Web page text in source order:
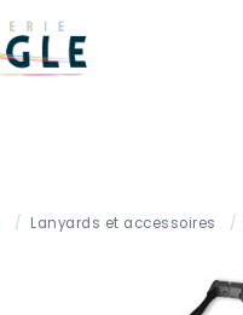
/ Lanyards et accessoires /